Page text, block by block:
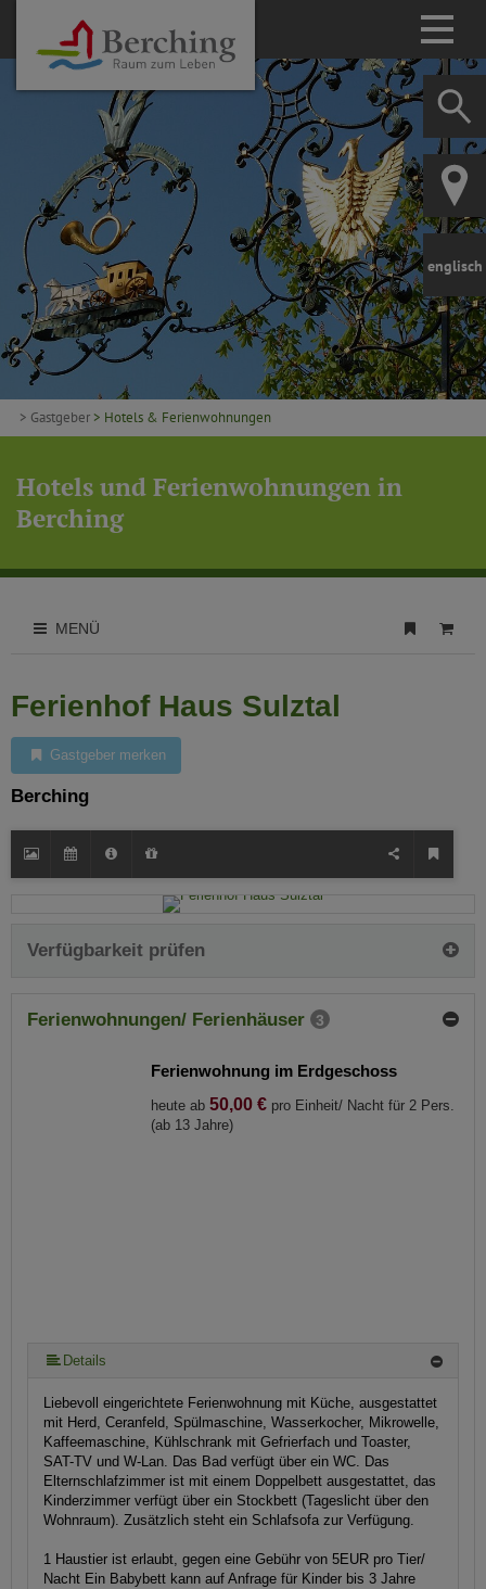
englisch
> Gastgeber > Hotels & Ferienwohnungen
Hotels und Ferienwohnungen in
Berching
MENÜ
Ferienhof Haus Sulztal
Gastgeber merken
Berching
Verfügbarkeit prüfen
Ferienwohnungen/ Ferienhäuser 3
Ferienwohnung im Erdgeschoss
heute ab 50,00 € pro Einheit/ Nacht für 2 Pers.
(ab 13 Jahre)
Details
Liebevoll eingerichtete Ferienwohnung mit Küche, ausgestattet
mit Herd, Ceranfeld, Spülmaschine, Wasserkocher, Mikrowelle,
Kaffeemaschine, Kühlschrank mit Gefrierfach und Toaster,
SAT-TV und W-Lan. Das Bad verfügt über ein WC. Das
Elternschlafzimmer ist mit einem Doppelbett ausgestattet, das
Kinderzimmer verfügt über ein Stockbett (Tageslicht über den
Wohnraum). Zusätzlich steht ein Schlafsofa zur Verfügung.
1 Haustier ist erlaubt, gegen eine Gebühr von 5EUR pro Tier/
Nacht Ein Babybett kann auf Anfrage für Kinder bis 3 Jahre